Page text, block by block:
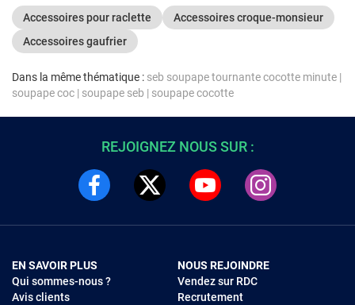
Accessoires pour raclette
Accessoires croque-monsieur
Accessoires gaufrier
Dans la même thématique : seb soupape tournante cocotte minute |
soupape coc | soupape seb | soupape cocotte
REJOIGNEZ NOUS SUR :
EN SAVOIR PLUS
Qui sommes-nous ?
Avis clients
NOUS REJOINDRE
Vendez sur RDC
Recrutement